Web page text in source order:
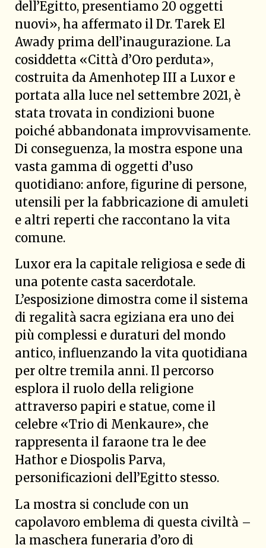
dell’Egitto, presentiamo 20 oggetti
nuovi», ha affermato il Dr. Tarek El
Awady prima dell’inaugurazione. La
cosiddetta «Città d’Oro perduta»,
costruita da Amenhotep III a Luxor e
portata alla luce nel settembre 2021, è
stata trovata in condizioni buone
poiché abbandonata improvvisamente.
Di conseguenza, la mostra espone una
vasta gamma di oggetti d’uso
quotidiano: anfore, figurine di persone,
utensili per la fabbricazione di amuleti
e altri reperti che raccontano la vita
comune.
Luxor era la capitale religiosa e sede di
una potente casta sacerdotale.
L’esposizione dimostra come il sistema
di regalità sacra egiziana era uno dei
più complessi e duraturi del mondo
antico, influenzando la vita quotidiana
per oltre tremila anni. Il percorso
esplora il ruolo della religione
attraverso papiri e statue, come il
celebre «Trio di Menkaure», che
rappresenta il faraone tra le dee
Hathor e Diospolis Parva,
personificazioni dell’Egitto stesso.
La mostra si conclude con un
capolavoro emblema di questa civiltà –
la maschera funeraria d’oro di